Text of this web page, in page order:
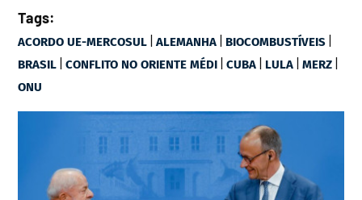
Tags:
ACORDO UE-MERCOSUL |ALEMANHA | BIOCOMBUSTÍVEIS |
BRASIL |CONFLITO NO ORIENTE MÉDI |CUBA | LULA |MERZ |
ONU